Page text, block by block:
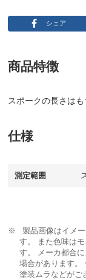
シェア
商品特徴
スポークの長さは
仕様
測定範囲
製品画像はイメ
す。 また色味は
す。 メーカ都合
場合があります。
塗装ムラなどがご